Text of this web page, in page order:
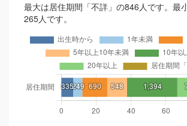
最大は居住期間「不詳」の846人です。最
265人です。